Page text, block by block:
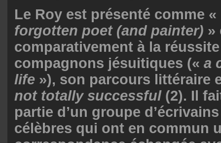
Le Roy est présenté comme «
forgotten poet (and painter) »
comparativement à la
compagnons jésuitiques (« a
life »), son parcours littéraire
not totally successful(2). Il
partie d’un groupe
célèbres qui ont en commun